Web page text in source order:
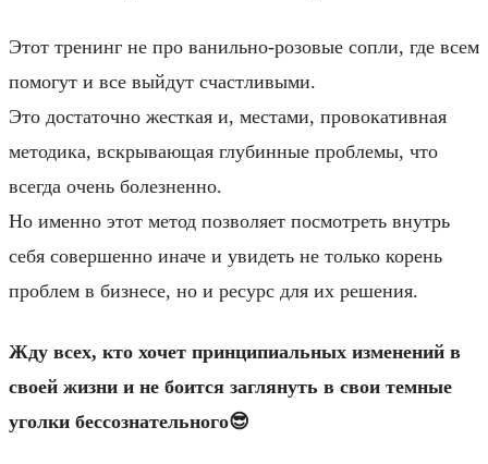
Этот тренинг не про ванильно-розовые сопли, где всем
помогут и все выйдут счастливыми.
Это достаточно жесткая и, местами, провокативная
методика, вскрывающая глубинные проблемы, что
всегда очень болезненно.
Но именно этот метод позволяет посмотреть внутрь
себя совершенно иначе и увидеть не только корень
проблем в бизнесе, но и ресурс для их решения.
Жду всех, кто хочет принципиальных изменений в
своей жизни и не боится заглянуть в свои темные
уголки бессознательного😎